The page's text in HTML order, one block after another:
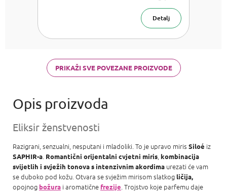
Detalj
PRIKAŽI SVE POVEZANE PROIZVODE
Eliksir ženstvenosti
Razigrani, senzualni, nesputani i mladoliki. To je upravo miris Siloé iz
SAPHIR-a. Romantični orijentalni cvjetni miris, kombinacija
svijetlih i svježih tonova s ​​intenzivnim akordima urezati će vam
se duboko pod kožu. Otvara se svježim mirisom slatkog ličija,
opojnog božura i aromatične frezije. Trojstvo koje parfemu daje